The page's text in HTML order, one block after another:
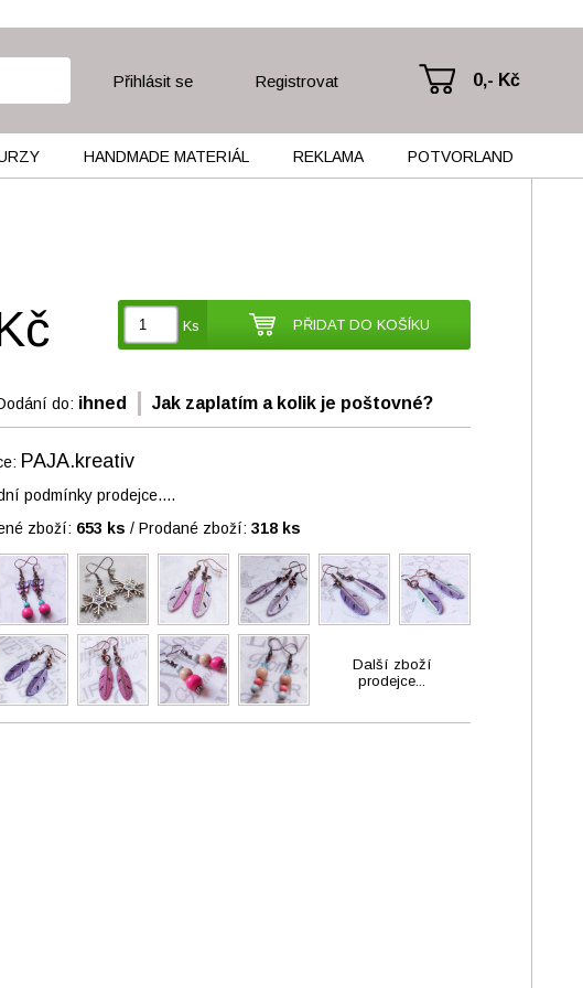
Přihlásit se Registrovat 0,- Kč
HANDMADE MATERIÁL REKLAMA POTVORLAND
Ks PŘIDAT DO KOŠÍKU
do: ihned Jak zaplatím a kolik je poštovné?
PAJA.kreativ
podmínky prodejce....
zboží: 653 ks / Prodané zboží: 318 ks
Další zboží
prodejce...